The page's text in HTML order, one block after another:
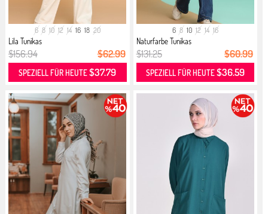
6 8 10 12 14 16 18 20
Lila Tunikas
$156.94 $62.99
SPEZIELL FÜR HEUTE$37.79
6 8 10 12 14 16
Naturfarbe Tunikas
$131.25 $60.99
SPEZIELL FÜR HEUTE$36.59